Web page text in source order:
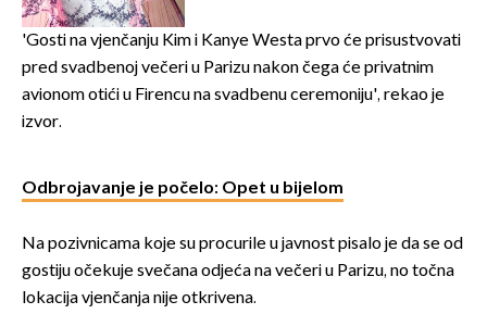
izazivaju nevjericu
'Gosti na vjenčanju Kim i Kanye Westa prvo će prisustvovati
pred svadbenoj večeri u Parizu nakon čega će privatnim
avionom otići u Firencu na svadbenu ceremoniju', rekao je
izvor.
Odbrojavanje je počelo: Opet u bijelom
Na pozivnicama koje su procurile u javnost pisalo je da se od
gostiju očekuje svečana odjeća na večeri u Parizu, no točna
lokacija vjenčanja nije otkrivena.